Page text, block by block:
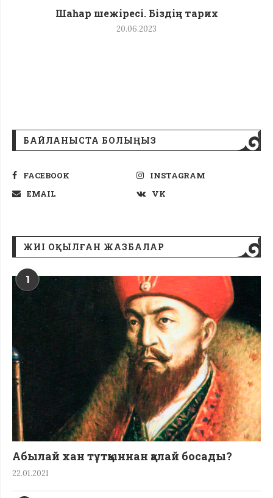
Шаһар шежіресі. Біздің тарих
20.06.2023
БАЙЛАНЫСТА БОЛЫҢЫЗ
FACEBOOK
INSTAGRAM
EMAIL
VK
ЖИІ ОҚЫЛҒАН ЖАЗБАЛАР
1
Абылай хан тұтқыннан қалай босады?
22.01.2021